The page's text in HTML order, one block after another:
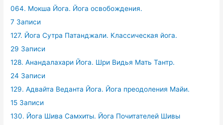
064. Мокша Йога. Йога освобождения.
7 Записи
127. Йога Сутра Патанджали. Классическая йога.
29 Записи
128. Анандалахари Йога. Шри Видья Мать Тантр.
24 Записи
129. Адвайта Веданта Йога. Йога преодоления Майи.
15 Записи
130. Йога Шива Самхиты. Йога Почитателей Шивы